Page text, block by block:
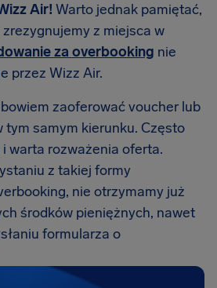
Air! Warto jednak pamiętać,
z miejsca w
za overbooking nie
przez Wizz Air.
zaoferować voucher lub
tym samym kierunku. Często
warta rozważenia oferta.
z takiej formy
nie otrzymamy już
środków pieniężnych, nawet
formularza o